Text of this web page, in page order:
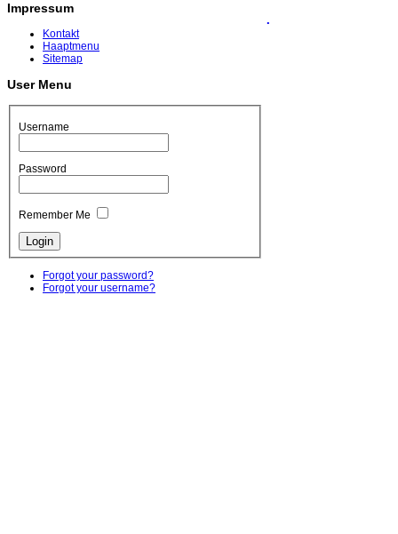
Impressum
Kontakt
Haaptmenu
Sitemap
User Menu
Username
Password
Remember Me
Forgot your password?
Forgot your username?
.